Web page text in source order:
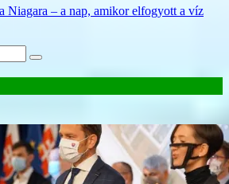
Niagara – a nap, amikor elfogyott a víz